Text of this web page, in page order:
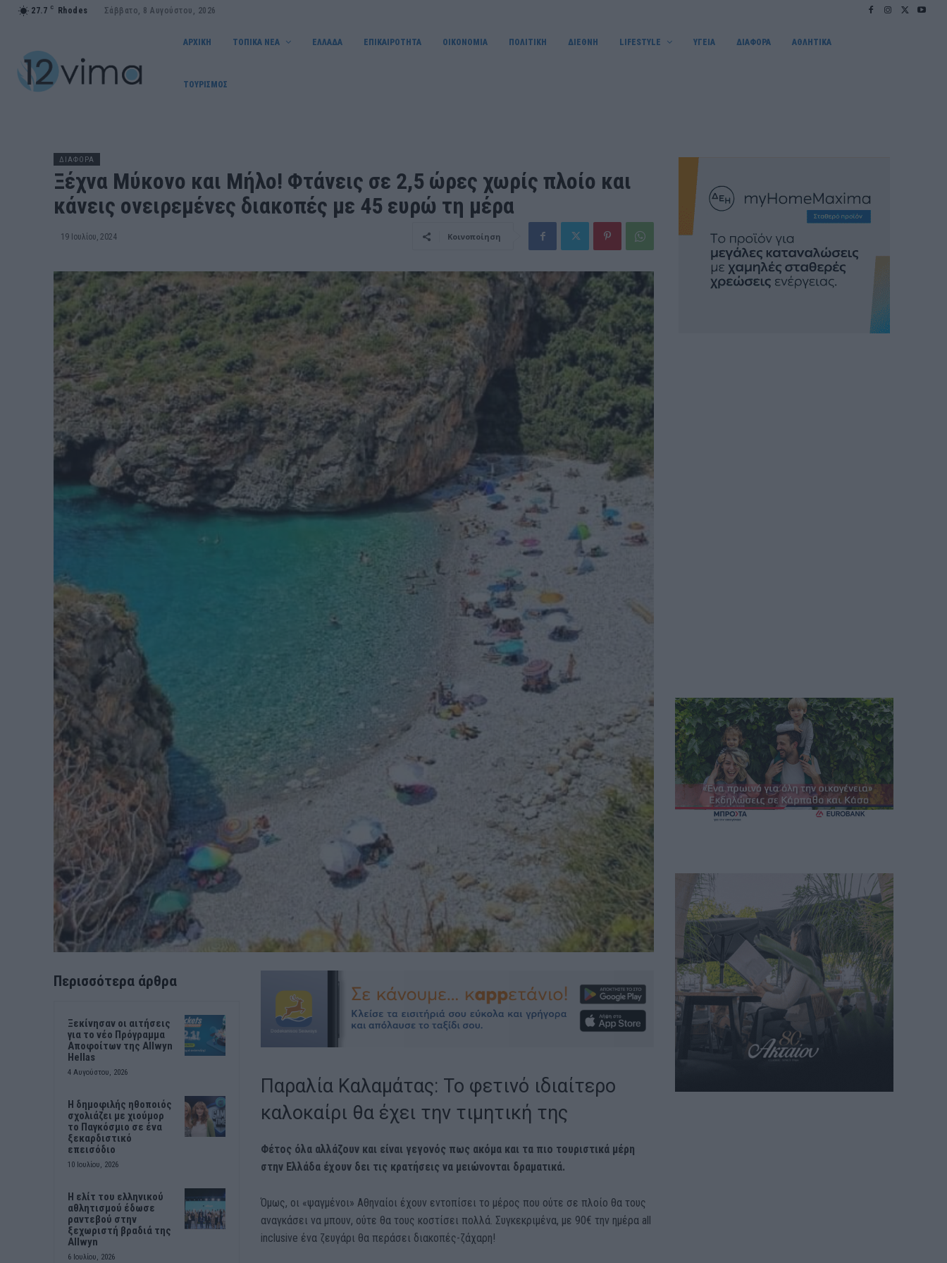
27.7 C Rhodes Σάββατο, 8 Αυγούστου, 2026
ΑΡΧΙΚΗ ΤΟΠΙΚΑ ΝΕΑ ΕΛΛΑΔΑ ΕΠΙΚΑΙΡΟΤΗΤΑ OIKONOMIA ΠΟΛΙΤΙΚΗ ΔΙΕΘΝΗ LIFESTYLE ΥΓΕΙΑ ΔΙΑΦΟΡΑ ΑΘΛΗΤΙΚΑ
ΤΟΥΡΙΣΜΟΣ
ΔΙΑΦΟΡΑ
Ξέχνα Μύκονο και Μήλο! Φτάνεις σε 2,5 ώρες χωρίς πλοίο και
κάνεις ονειρεμένες διακοπές με 45 ευρώ τη μέρα
19 Ιουλίου, 2024 Κοινοποίηση
Περισσότερα άρθρα
Ξεκίνησαν οι αιτήσεις
για το νέο Πρόγραμμα
Αποφοίτων της Allwyn
Hellas
4 Αυγούστου, 2026
Η δημοφιλής ηθοποιός
σχολιάζει με χιούμορ
το Παγκόσμιο σε ένα
ξεκαρδιστικό
επεισόδιο
10 Ιουλίου, 2026
Η ελίτ του ελληνικού
αθλητισμού έδωσε
ραντεβού στην
ξεχωριστή βραδιά της
Allwyn
6 Ιουλίου, 2026
Παραλία Καλαμάτας: Το φετινό ιδιαίτερο
καλοκαίρι θα έχει την τιμητική της
Φέτος όλα αλλάζουν και είναι γεγονός πως ακόμα και τα πιο τουριστικά μέρη
στην Ελλάδα έχουν δει τις κρατήσεις να μειώνονται δραματικά.
Όμως, οι «ψαγμένοι» Αθηναίοι έχουν εντοπίσει το μέρος που ούτε σε πλοίο θα τους
αναγκάσει να μπουν, ούτε θα τους κοστίσει πολλά. Συγκεκριμένα, με 90€ την ημέρα all
inclusive ένα ζευγάρι θα περάσει διακοπές-ζάχαρη!